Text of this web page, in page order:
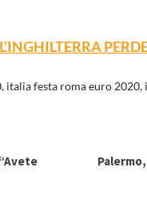
, italia festa roma euro 2020,